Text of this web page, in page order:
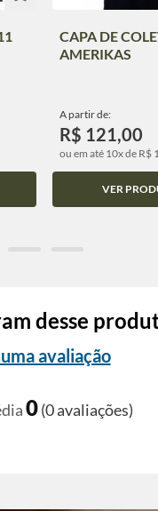
CAPA DE
AMERIKAS
A partir de:
R$ 121,00
ou em até 10x de R$
VER
desse
avaliação
0(0 avaliações)